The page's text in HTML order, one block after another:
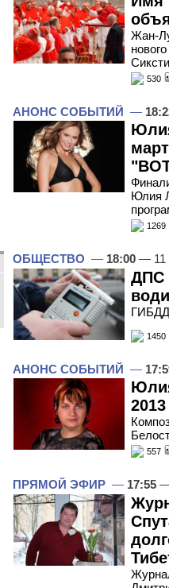
Жан-
530
АНОНС СОБЫТИЙ —
Юлия
1269
ОБЩЕСТВО — 18:00 — 11
ДПС
ГИБДД
1450
АНОНС СОБЫТИЙ —
557
ПРЯМОЙ ЭФИР — 17:55 —